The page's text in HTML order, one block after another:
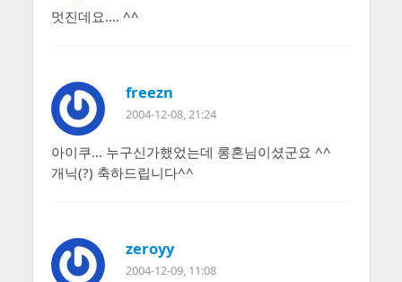
멋진데요…. ^^
freezn
2004-12-08, 21:24
아이쿠… 누구신가했었는데 롱혼님이셨군요 ^^
개닉(?) 축하드립니다^^
zeroyy
2004-12-09, 11:08